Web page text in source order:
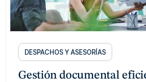
DESPACHOS Y ASESORÍAS
Gestión documental